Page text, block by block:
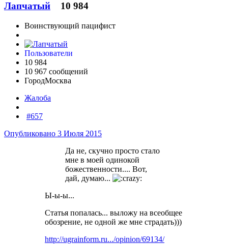
Лапчатый 10 984
Воинствующий пацифист
Пользователи
10 984
10 967 сообщений
ГородМосква
Жалоба
#657
Опубликовано 3 Июля 2015
Да не, скучно просто стало
мне в моей одинокой
божественности.... Вот,
дай, думаю...
Ы-ы-ы...
Статья попалась... выложу на всеобщее
обозрение, не одной же мне страдать)))
http://ugrainform.ru.../opinion/69134/